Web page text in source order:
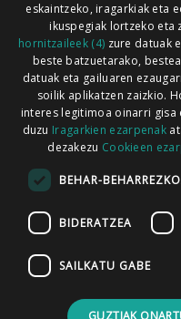
eskaintzeko, iragarkiak eta
ikuspegiak lortzeko eta
hornitzaileek (4) zure datuak
beste batzuetarako,
datuak eta gailuaren
soilik aplikatzen zaizkio.
interes legitimoa oinarri gisa
duzu Iragarkien ezarpenak
dezakezu Cookieen
BEHAR-
BIDERATZEA
SAILKATU GABE
GUZTIAK